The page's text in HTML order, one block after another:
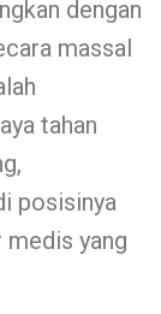
dengan
massal
tahan
posisinya
medis yang